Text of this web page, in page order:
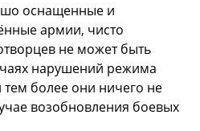
оснащенные и
армии, чисто
не может быть
нарушений режима
более они ничего не
возобновления боевых